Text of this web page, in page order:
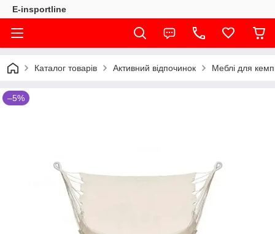
E-insportline
Каталог товарів Активний відпочинок Меблі для
–5%